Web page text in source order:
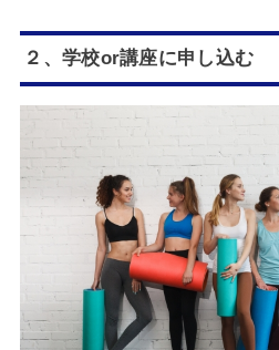
２、学校or講座に申し込む